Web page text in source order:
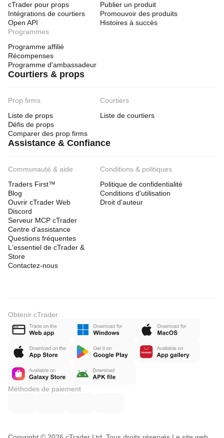
cTrader pour props
Intégrations de courtiers
Open API
Publier un produit
Promouvoir des produits
Histoires à succès
Programmes
Programme affilié
Récompenses
Programme d'ambassadeur
Courtiers & props
Prop firms
Liste de props
Défis de props
Comparer des prop firms
Courtiers
Liste de courtiers
Assistance & Confiance
Communauté & aide
Traders First™
Blog
Ouvrir cTrader Web
Discord
Serveur MCP cTrader
Centre d'assistance
Questions fréquentes
L'essentiel de cTrader &
Store
Contactez-nous
Conditions & politiques
Politique de confidentialité
Conditions d'utilisation
Droit d'auteur
Obtenir cTrader
Méthodes de paiement